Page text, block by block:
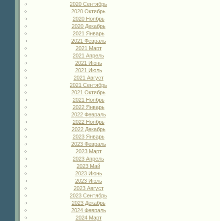
2020 Сентябрь
2020 Октябрь
2020 Ноябрь
2020 Декабрь
2021 Январь
2021 Февраль
2021 Март
2021 Апрель
2021 Июнь
2021 Июль
2021 Август
2021 Сентябрь
2021 Октябрь
2021 Ноябрь
2022 Январь
2022 Февраль
2022 Ноябрь
2022 Декабрь
2023 Январь
2023 Февраль
2023 Март
2023 Апрель
2023 Май
2023 Июнь
2023 Июль
2023 Август
2023 Сентябрь
2023 Декабрь
2024 Февраль
2024 Март